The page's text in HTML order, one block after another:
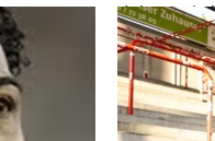
del